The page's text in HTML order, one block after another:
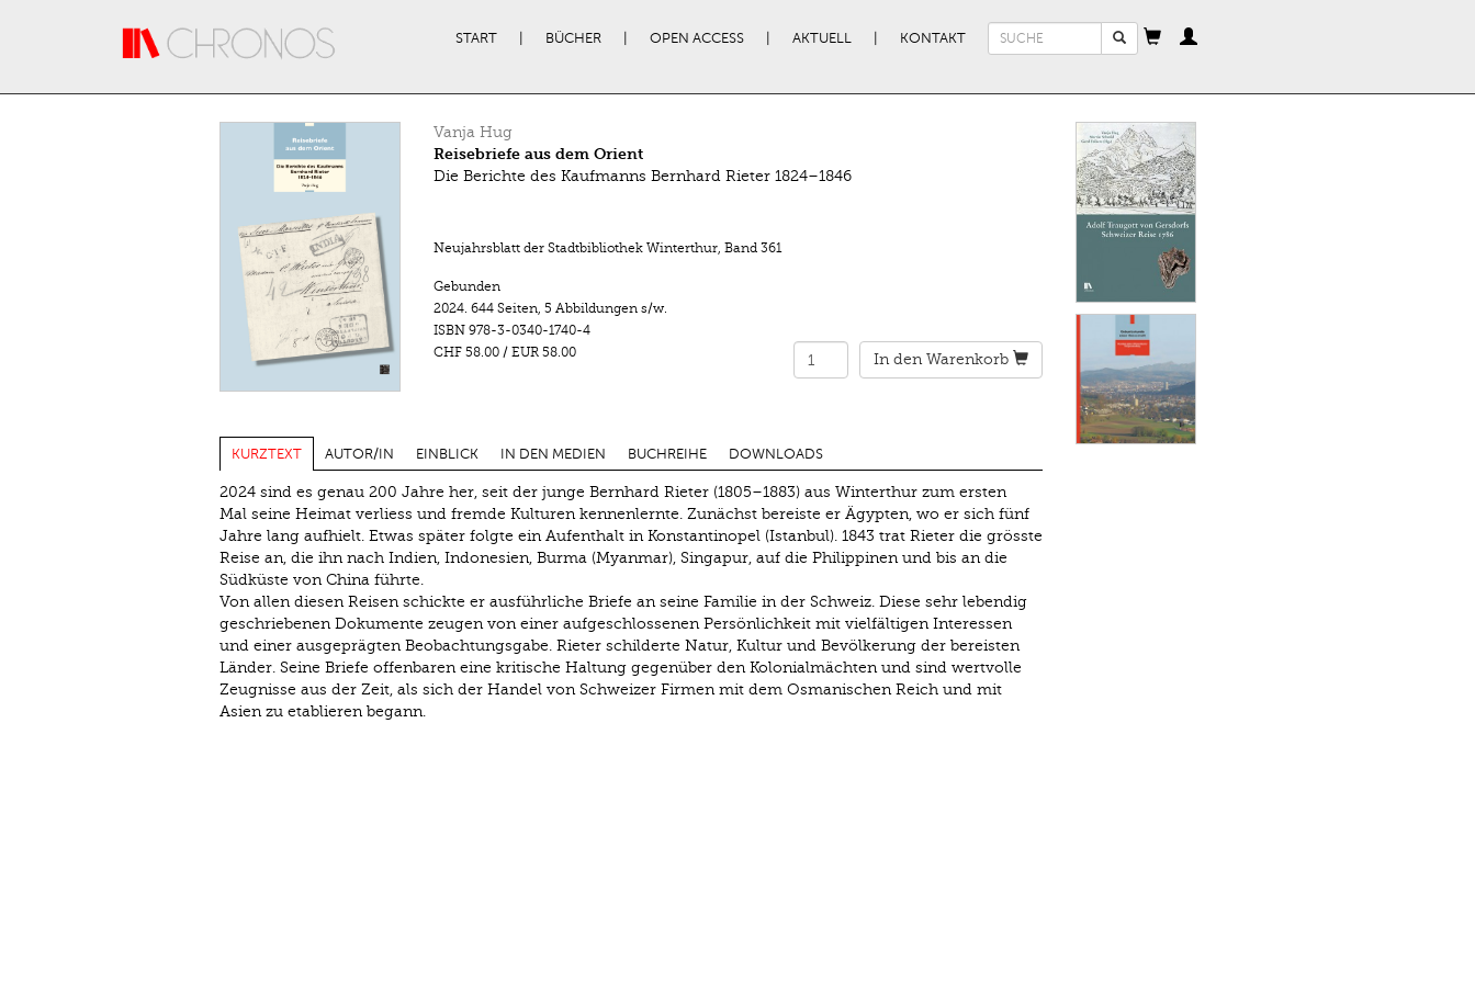
START BÜCHER OPEN ACCESS AKTUELL KONTAKT
Suchformular
Vanja Hug
Reisebriefe aus dem Orient
Die Berichte des Kaufmanns Bernhard Rieter 1824–1846
Neujahrsblatt der Stadtbibliothek Winterthur, Band 361
Gebunden
2024. 644 Seiten, 5 Abbildungen s/w.
ISBN 978-3-0340-1740-4
CHF 58.00/ EUR 58.00 In den Warenkorb
KURZTEXT AUTOR/IN EINBLICK IN DEN MEDIEN BUCHREIHE DOWNLOADS
2024 sind es genau 200 Jahre her, seit der junge Bernhard Rieter (1805–1883) aus Winterthur zum ersten
Mal ­seine Heimat verliess und fremde Kulturen kennenlernte. Zunächst bereiste er Ägypten, wo er sich fünf
Jahre lang aufhielt. Etwas später folgte ein Aufenthalt in Konstantinopel (Istanbul). 1843 trat Rieter die grösste
Reise an, die ihn nach Indien, Indonesien, Burma (Myanmar), Singapur, auf die Philippinen und bis an die
Südküste von China führte.
Von allen diesen Reisen schickte er ausführliche Briefe an seine Familie in der Schweiz. Diese sehr lebendig
geschriebenen Dokumente zeugen von einer aufgeschlossenen Persönlichkeit mit vielfältigen Interessen
und einer ausgeprägten Beobachtungsgabe. Rieter schilderte Natur, Kultur und Bevölkerung der bereisten
Länder. Seine Briefe offenbaren eine kritische Haltung gegenüber den Kolonialmächten und sind wertvolle
Zeugnisse aus der Zeit, als sich der Handel von Schweizer Firmen mit dem Osmanischen Reich und mit
Asien zu etablieren begann.